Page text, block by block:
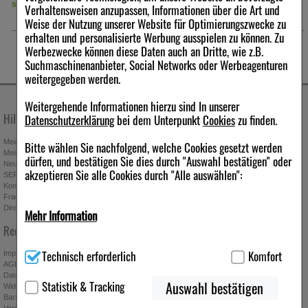
Verhaltensweisen anzupassen, Informationen über die Art und
Weise der Nutzung unserer Website für Optimierungszwecke zu
erhalten und personalisierte Werbung ausspielen zu können. Zu
Werbezwecke können diese Daten auch an Dritte, wie z.B.
Suchmaschinenanbieter, Social Networks oder Werbeagenturen
weitergegeben werden.
Weitergehende Informationen hierzu sind In unserer
Datenschutzerklärungbei dem UnterpunktCookieszu finden.
Bitte wählen Sie nachfolgend, welche Cookies gesetzt werden
dürfen, und bestätigen Sie dies durch "Auswahl bestätigen" oder
akzeptieren Sie alle Cookies durch "Alle auswählen":
Mehr Information
für die Grundfunktionen unserer Website notwendig sind (z.B.
verzichtet werden kann.
Technisch erforderlich
Komfort
Statistik & Tracking
Auswahl bestätigen
Die Ignatiusbohne wird vor allem zur Behandlung von
Stimmungsschwankungen und innerer Unruhe sowie
Kopfschmerzen eingesetzt.
Sanguinaria:
Die kanadische Blutwurzel entfaltet ihre Wirkung bei den
körperlichen Beschwerden der Wechseljahre. So lassen sich durch
Herzklopfen und Kopfschmerzen positiv beeinflussen.
Sepia:
den seelischen Beschwerden der Wechseljahre geschätzt wie z.
B. Reizbarkeit oder Gleichgültigkeit, Erschöpfungszustände und
Ein- und Durchschlafstörungen.
Warengruppe
sofort lieferbar sofort lieferbar
Hilfe & Kontakt
Mein Kundenkonto
Mein Merkzettel
Neuregistrierung
SEPA-Empfängerüberprüfung
Kontakt
Fragen & Antworten
Direktbestellung
Unternehmen
Stellenangebote
Presseportal
Affiliate-Programm
Download-Archiv
Rechtliches
Impressum
AGB
Datenschutz
Widerrufsbelehrung
Barrierefreiheitserklärung
Absenden